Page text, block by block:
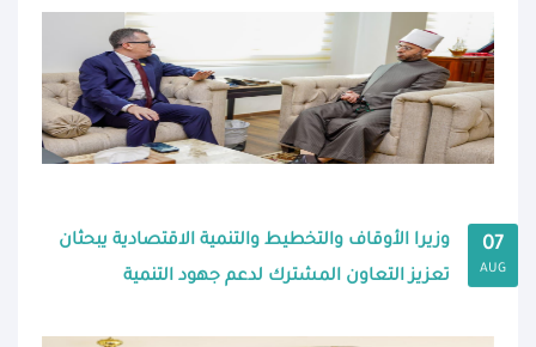
07
AUG
وزيرا الأوقاف والتخطيط والتنمية الاقتصادية يبحثان
تعزيز التعاون المشترك لدعم جهود التنمية